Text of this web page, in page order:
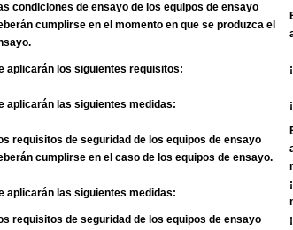
condiciones de ensayo de los equipos de ensayo
cumplirse en el momento en que se produzca el
aplicarán los siguientes requisitos:
aplicarán las siguientes medidas:
requisitos de seguridad de los equipos de ensayo
cumplirse en el caso de los equipos de ensayo.
aplicarán las siguientes medidas:
requisitos de seguridad de los equipos de ensayo